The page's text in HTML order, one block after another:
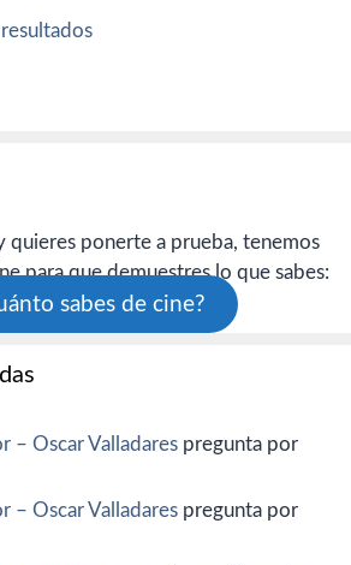
quieres ponerte a prueba, tenemos
para que demuestres lo que sabes:
sabes de cine?
– Oscar Valladares pregunta por
– Oscar Valladares pregunta por